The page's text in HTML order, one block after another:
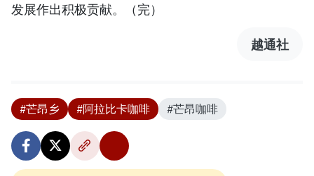
发展作出积极贡献。（完）
越通社
#芒昂乡 #阿拉比卡咖啡 #芒昂咖啡